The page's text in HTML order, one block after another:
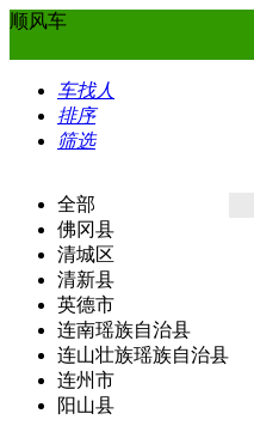
顺风车
车找人
排序
筛选
全部
佛冈县
清城区
清新县
英德市
连南瑶族自治县
连山壮族瑶族自治县
连州市
阳山县